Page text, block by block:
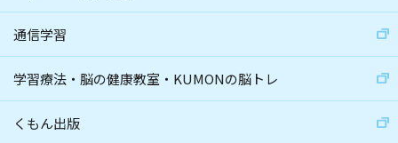
通信学習
学習療法・脳の健康教室・KUMONの脳トレ
くもん出版